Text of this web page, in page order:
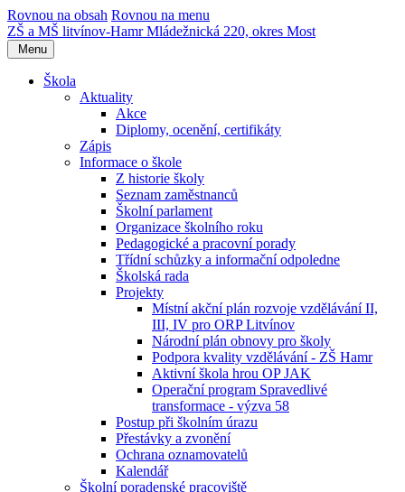
Rovnou na obsah Rovnou na menu
ZŠ a MŠ litvínov-HamrMládežnická 220, okres Most
Menu
Škola
Aktuality
Akce
Diplomy, ocenění, certifikáty
Zápis
Informace o škole
Z historie školy
Seznam zaměstnanců
Školní parlament
Organizace školního roku
Pedagogické a pracovní porady
Třídní schůzky a informační odpoledne
Školská rada
Projekty
Místní akční plán rozvoje vzdělávání II,
III, IV pro ORP Litvínov
Národní plán obnovy pro školy
Podpora kvality vzdělávání - ZŠ Hamr
Aktivní škola hrou OP JAK
Operační program Spravedlivé
transformace - výzva 58
Postup při školním úrazu
Přestávky a zvonění
Ochrana oznamovatelů
Kalendář
Školní poradenské pracoviště